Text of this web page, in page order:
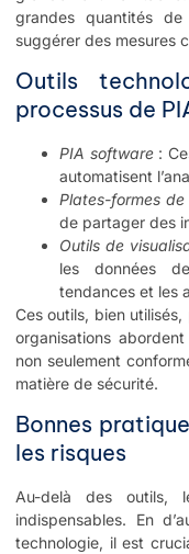
grandes quantités
suggérer des mesures
Outils
processus de
PIA software:
automatisent
Plates-formes
de partager des
Outils de
les données
tendances et les
Ces outils, bien
organisations
non seulement
matière de sécurité.
Bonnes
les risques
Au-delà des outils,
indispensables. En
technologie, il est